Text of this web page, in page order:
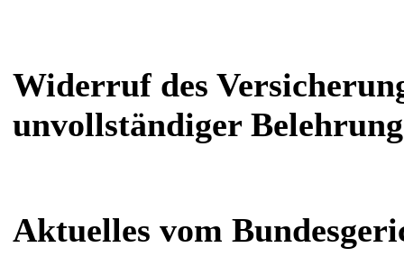
Widerruf des
unvollständiger
Aktuelles vom